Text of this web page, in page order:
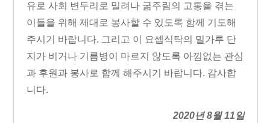
유로 사회 변두리로 밀려나 굶주림의 고통을 겪는
이들을 위해 제대로 봉사할 수 있도록 함께 기도해
주시기 바랍니다. 그리고 이 요셉식탁의 밀가루 단
지가 비거나 기름병이 마르지 않도록 아낌없는 관심
과 후원과 봉사로 함께 해주시기 바랍니다. 감사합
니다.
2020년8월11 일